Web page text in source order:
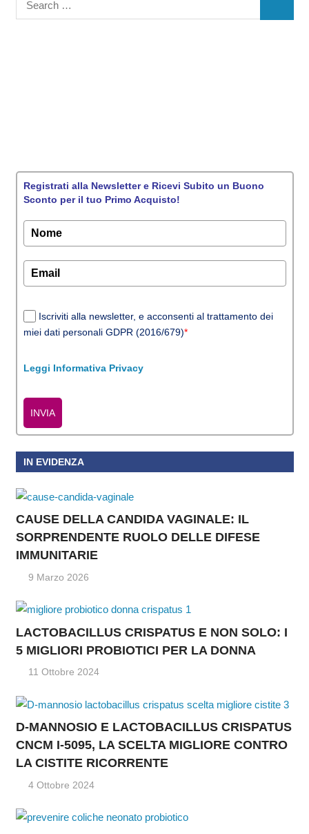
Registrati alla Newsletter e Ricevi Subito un Buono
Sconto per il tuo Primo Acquisto!
Iscriviti alla newsletter, e acconsenti al trattamento dei
miei dati personali GDPR (2016/679)*
Leggi Informativa Privacy
INVIA
IN EVIDENZA
CAUSE DELLA CANDIDA VAGINALE: IL
SORPRENDENTE RUOLO DELLE DIFESE
IMMUNITARIE
9 Marzo 2026
LACTOBACILLUS CRISPATUS E NON SOLO: I
5 MIGLIORI PROBIOTICI PER LA DONNA
11 Ottobre 2024
D-MANNOSIO E LACTOBACILLUS CRISPATUS
CNCM I-5095, LA SCELTA MIGLIORE CONTRO
LA CISTITE RICORRENTE
4 Ottobre 2024